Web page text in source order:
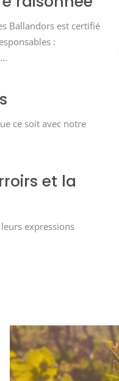
Ballandors est certifié
:
ce soit avec notre
et la
expressions